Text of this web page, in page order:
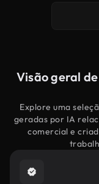
Visão geral
Explore uma
geradas por IA
comercial e